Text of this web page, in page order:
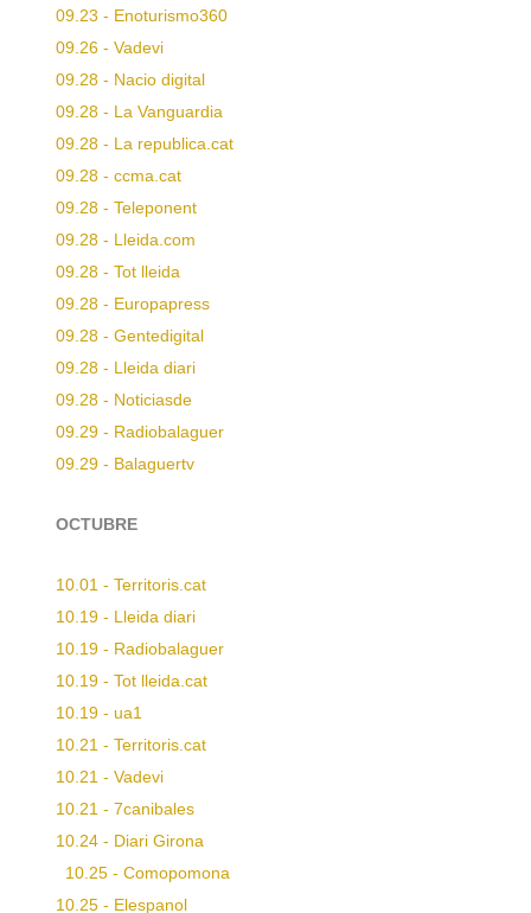
09.23 - Enoturismo360
09.26 - Vadevi
09.28 - Nacio digital
09.28 - La Vanguardia
09.28 - La republica.cat
09.28 - ccma.cat
09.28 - Teleponent
09.28 - Lleida.com
09.28 - Tot lleida
09.28 - Europapress
09.28 - Gentedigital
09.28 - Lleida diari
09.28 - Noticiasde
09.29 - Radiobalaguer
09.29 - Balaguertv
OCTUBRE
10.01 - Territoris.cat
10.19 - Lleida diari
10.19 - Radiobalaguer
10.19 - Tot lleida.cat
10.19 - ua1
10.21 - Territoris.cat
10.21 - Vadevi
10.21 - 7canibales
10.24 - Diari Girona
10.25 - Comopomona
10.25 - Elespanol